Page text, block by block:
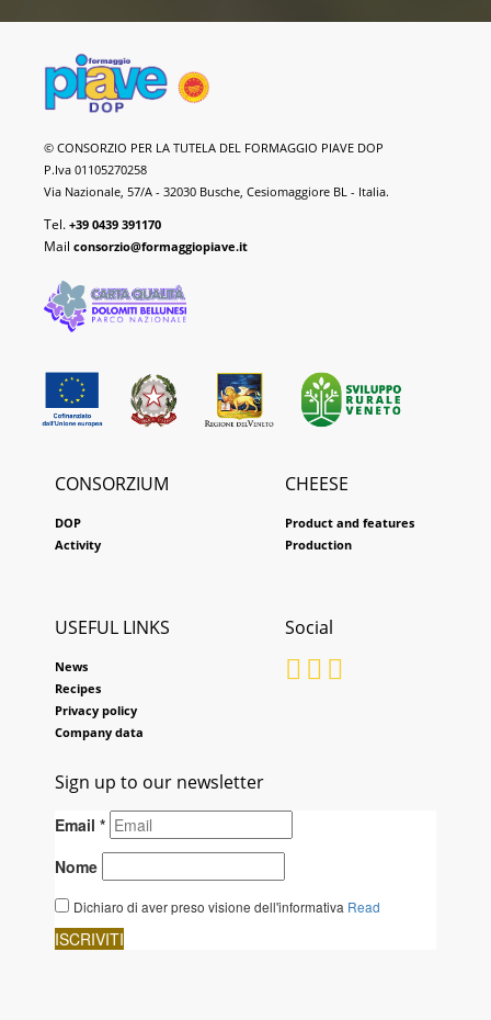
Piave
DOP
Cheese
© CONSORZIO PER LA TUTELA DEL FORMAGGIO PIAVE DOP
P.Iva 01105270258
Via Nazionale, 57/A - 32030 Busche, Cesiomaggiore BL - Italia.
Tel. +39 0439 391170
Mail consorzio@formaggiopiave.it
CONSORZIUM
DOP
Activity
CHEESE
Product and features
Production
Social
USEFUL LINKS
News
Recipes
Privacy policy
Company data
Sign up to our newsletter